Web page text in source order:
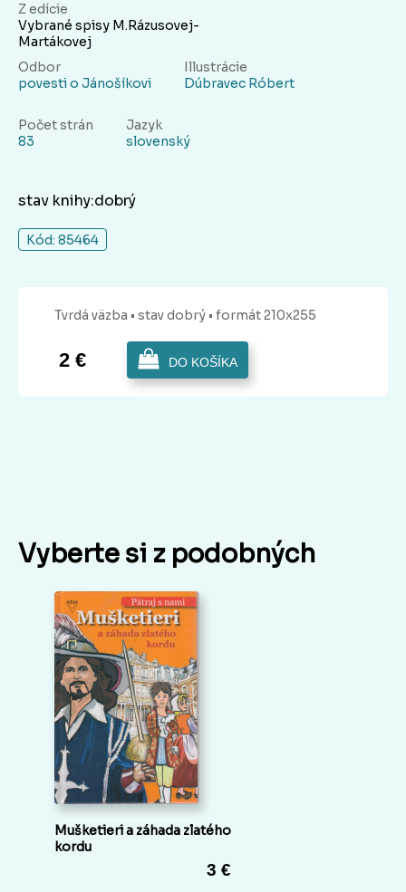
Z edície
Vybrané spisy M.Rázusovej-
Martákovej
Odbor
povesti o Jánošíkovi
Illustrácie
Dúbravec Róbert
Počet strán
83
Jazyk
slovenský
stav knihy:dobrý
Kód: 85464
Tvrdá väzba • stav dobrý • formát 210x255
2 € DO KOŠÍKA
Vyberte si z podobných
Mušketieri a záhada zlatého
kordu
3 €